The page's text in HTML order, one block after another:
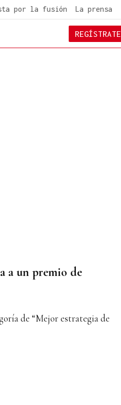
por la fusión La prensa
REGÍSTRATE
a un premio de
de “Mejor estrategia de